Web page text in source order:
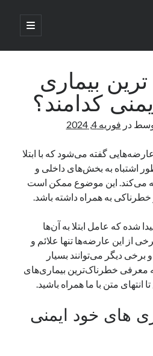
باز
کردن
اصلی
جستجو
تجربه‌ای یکپارچه و کاربردی
اینترنت ایرانسل همزمان با شرایط
ادعای نت‌بلاکس: قطعی اینترنت ایران بیش از 120 ساعت ادامه یافت؛ اتصال
تخصصی فیس آیدی
بیماری
کدامند؟
در فوریه 4, 2024
گفته می‌شود که با ابتلا
اشتباه به بخش‌های داخلی و
می‌کند. این موضوع ممکن است
به ‌همراه داشته باشد.
شده که عامل ابتلا به آن‌ها
از این عارضه‌ها تنها علائم و
برخی دیگر می‌توانند بسیار
معرفی خطرناک‌ترین بیماری‌های
انتهای متن با ما همراه باشید.
های خود ایمنی